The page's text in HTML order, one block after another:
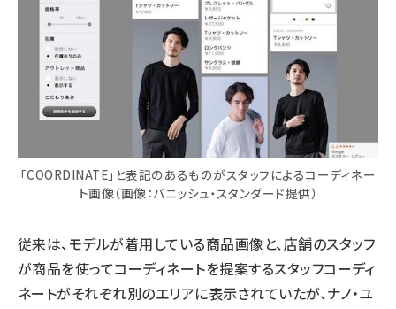
「COORDINATE」と表記のあるものがスタッフによるコーディネー
ト画像（画像：バニッシュ・スタンダード提供）
従来は、モデルが着用している商品画像と、店舗のスタッフ
が商品を使ってコーディネートを提案するスタッフコーディ
ネートがそれぞれ別のエリアに表示されていたが、ナノ・ユ